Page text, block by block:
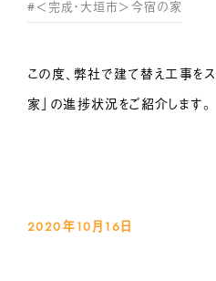
#＜完成・大垣市＞今宿の家
この度、弊社で建て替え工事をス
家」の進捗状況をご紹介します。
2020年10月16日